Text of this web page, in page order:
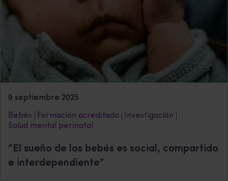
9 septiembre 2025
Bebés Formación acreditada
Investigación
Salud mental perinatal
“El sueño de los bebés es social, compartido
e interdependiente”